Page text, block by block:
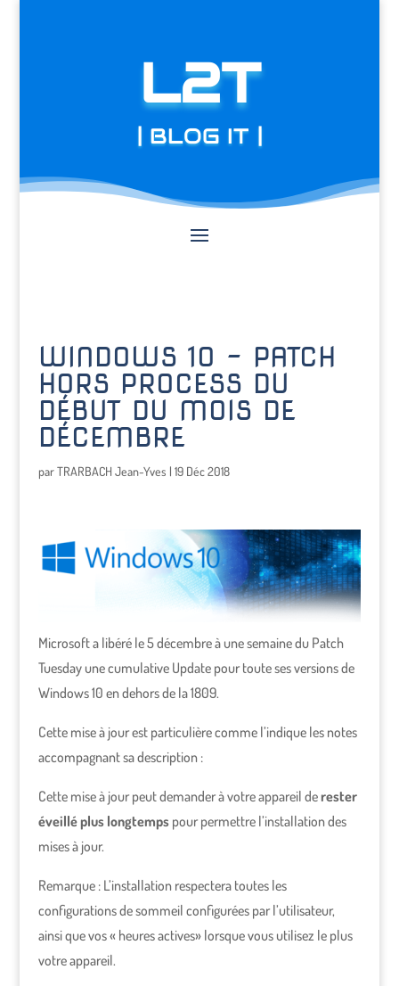
L2T
| BLOG IT |
WINDOWS 10 – PATCH
HORS PROCESS DU
DÉBUT DU MOIS DE
DÉCEMBRE
parTRARBACH Jean-Yves | 19 Déc 2018
Microsoft a libéré le 5 décembre à une semaine du Patch
Tuesday une cumulative Update pour toute ses versions de
Windows 10 en dehors de la 1809.
Cette mise à jour est particulière comme l’indique les notes
accompagnant sa description :
Cette mise à jour peut demander à votre appareil derester
éveillé plus longtempspour permettre l’installation des
mises à jour.
Remarque : L’installation respectera toutes les
configurations de sommeil configurées par l’utilisateur,
ainsi que vos « heures actives» lorsque vous utilisez le plus
votre appareil.